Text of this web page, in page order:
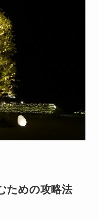
ための攻略法